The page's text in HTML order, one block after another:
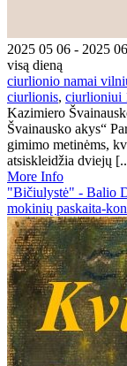
2025 05 06 - 2025
visą dieną
ciurlionio namai
ciurlionis, ciurlioniui
Kazimiero
Švainausko akys“
gimimo metinėms,
atsiskleidžia dviejų
More Info
"Bičiulystė" - Balio
mokinių paskaita-